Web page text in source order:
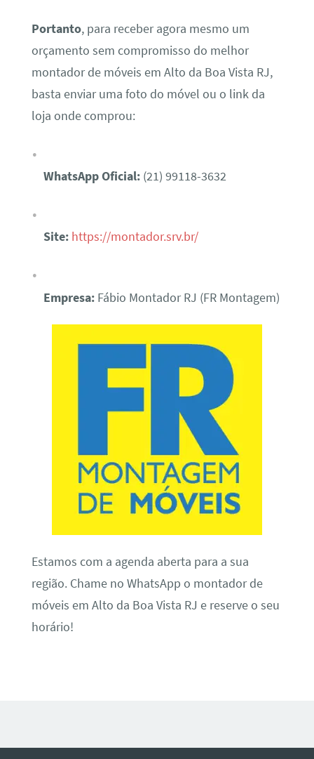
Portanto, para receber agora mesmo um
orçamento sem compromisso do melhor
montador de móveis em Alto da Boa Vista RJ,
basta enviar uma foto do móvel ou o link da
loja onde comprou:
WhatsApp Oficial:(21) 99118-3632
Site: https://montador.srv.br/
Empresa:Fábio Montador RJ (FR Montagem)
Estamos com a agenda aberta para a sua
região. Chame no WhatsApp o montador de
móveis em Alto da Boa Vista RJ e reserve o seu
horário!